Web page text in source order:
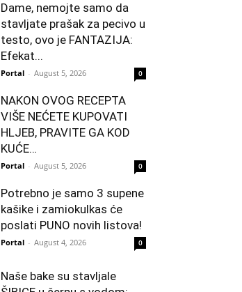
Dame, nemojte samo da
stavljate prašak za pecivo u
testo, ovo je FANTAZIJA:
Efekat...
Portal - August 5, 2026 0
NAKON OVOG RECEPTA
VIŠE NEĆETE KUPOVATI
HLJEB, PRAVITE GA KOD
KUĆE…
Portal - August 5, 2026 0
Potrebno je samo 3 supene
kašike i zamiokulkas će
poslati PUNO novih listova!
Portal - August 4, 2026 0
Naše bake su stavljale